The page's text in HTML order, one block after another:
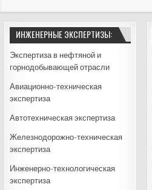
ИНЖЕНЕРНЫЕ ЭКСПЕРТИЗЫ:
Экспертиза в нефтяной и
горнодобывающей отрасли
Авиационно-техническая
экспертиза
Автотехническая экспертиза
Железнодорожно-техническая
экспертиза
Инженерно-технологическая
экспертиза